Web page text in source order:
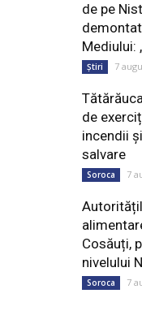
de pe
Mediului:
Știri 7
de
incendii
salvare
Soroca 7
Cosăuți,
nivelului
Soroca 7